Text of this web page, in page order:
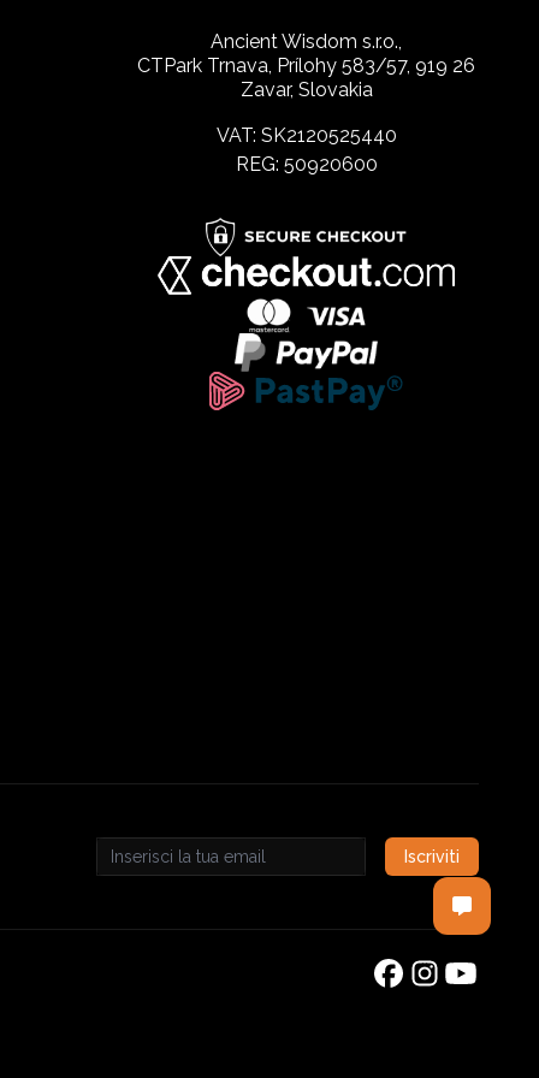
Ancient Wisdom s.r.o.,
CTPark Trnava, Prílohy 583/57, 919 26
Zavar, Slovakia
VAT: SK2120525440
REG: 50920600
Email address
Iscriviti